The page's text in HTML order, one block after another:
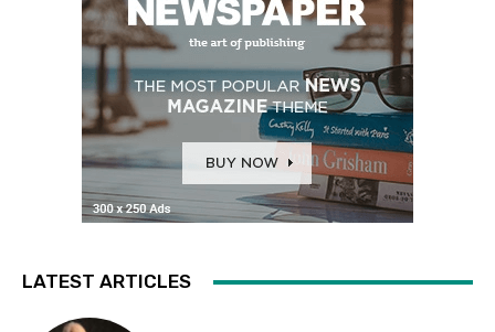
LATEST ARTICLES